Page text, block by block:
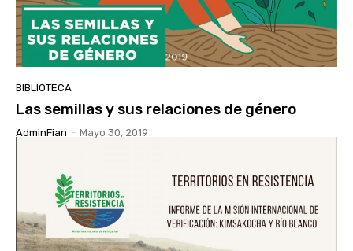
BIBLIOTECA
Las semillas y sus relaciones de género
AdminFian - Mayo 30, 2019